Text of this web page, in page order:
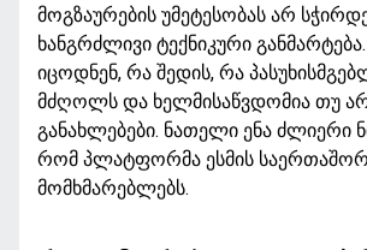
მოგზაურების უმეტესობას არ
ხანგრძლივი ტექნიკური
იცოდნენ, რა შედის, რა
მძღოლს და ხელმისაწვდომია თუ
განახლებები. ნათელი ენა ძლიერი
რომ პლატფორმა ესმის
მომხმარებლებს.